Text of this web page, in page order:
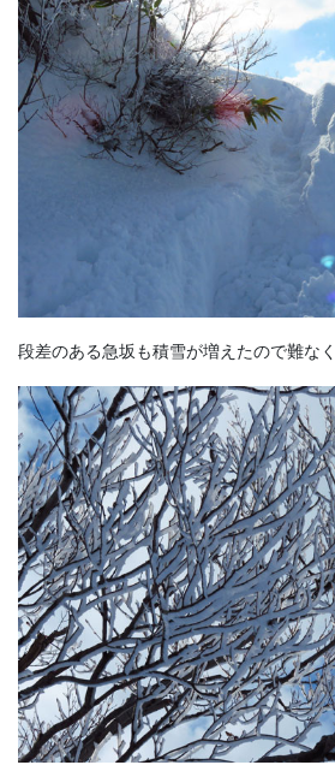
段差のある急坂も積雪が増えたので難な